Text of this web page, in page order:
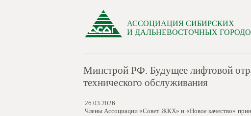
АССОЦИАЦИЯ СИБИРСКИХ
И ДАЛЬНЕВОСТОЧНЫХ
Минстрой РФ. Будущее лифтовой
технического обслуживания
26.03.2026
Члены Ассоциации «Совет ЖКХ» и «Новое качество»